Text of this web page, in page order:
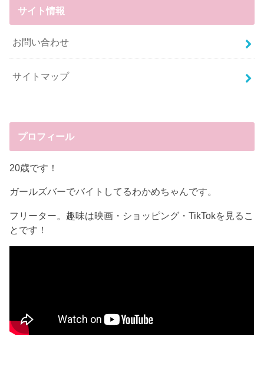
サイト情報
お問い合わせ
サイトマップ
プロフィール
20歳です！
ガールズバーでバイトしてるわかめちゃんです。
フリーター。趣味は映画・ショッピング・TikTokを見るこ
とです！